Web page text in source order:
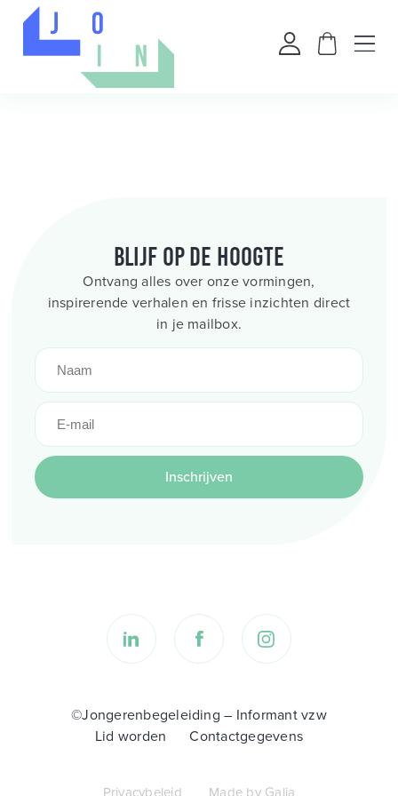
Blijf op de hoogte
Ontvang alles over onze vormingen,
inspirerende verhalen en frisse inzichten direct
in je mailbox.
Inschrijven
©Jongerenbegeleiding – Informant vzw
Lid worden
Contactgegevens